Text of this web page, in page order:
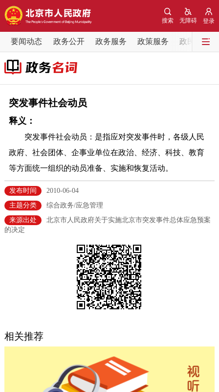
登录
无障碍
搜索
要闻动态 政务公开 政务服务 政策服务 政民互动
要闻动态
党中央精神
各区热点
政务公开
市领导 机构职能 政策服务
政策兑现 政策解读
法人服务
利企服务
中介服务
12345网上接诉即办 我要咨询 我要建议
突发事件社会动员
释义：
突发事件社会动员：是指应对突发事件时，各级人民
政府、社会团体、企事业单位在政治、经济、科技、教育
等方面统一组织的动员准备、实施和恢复活动。
发布时间
2010-06-04
主题分类
综合政务/应急管理
来源出处
北京市人民政府关于实施北京市突发事件总体应急预案
的决定
相关推荐